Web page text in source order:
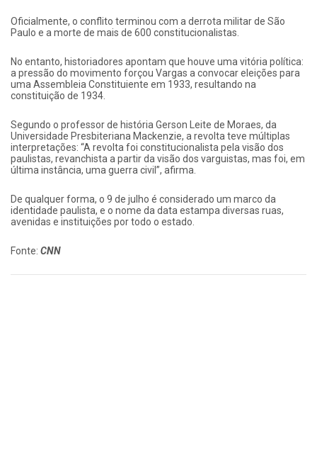
Oficialmente, o conflito terminou com a derrota militar de São
Paulo e a morte de mais de 600 constitucionalistas.
No entanto, historiadores apontam que houve uma vitória política:
a pressão do movimento forçou Vargas a convocar eleições para
uma Assembleia Constituiente em 1933, resultando na
constituição de 1934.
Segundo o professor de história Gerson Leite de Moraes, da
Universidade Presbiteriana Mackenzie, a revolta teve múltiplas
interpretações: “A revolta foi constitucionalista pela visão dos
paulistas, revanchista a partir da visão dos varguistas, mas foi, em
última instância, uma guerra civil”, afirma.
De qualquer forma, o 9 de julho é considerado um marco da
identidade paulista, e o nome da data estampa diversas ruas,
avenidas e instituições por todo o estado.
Fonte: CNN